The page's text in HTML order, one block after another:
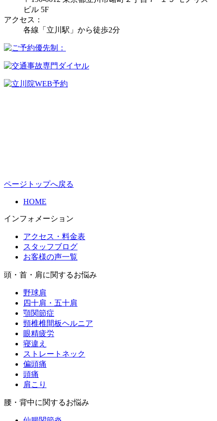
ビル 5F
アクセス：
各線「立川駅」から徒歩2分
ページトップへ戻る
HOME
インフォメーション
アクセス・料金表
スタッフブログ
お客様の声一覧
頭・首・肩に関するお悩み
野球肩
四十肩・五十肩
顎関節症
頸椎椎間板ヘルニア
眼精疲労
寝違え
ストレートネック
偏頭痛
頭痛
肩こり
腰・背中に関するお悩み